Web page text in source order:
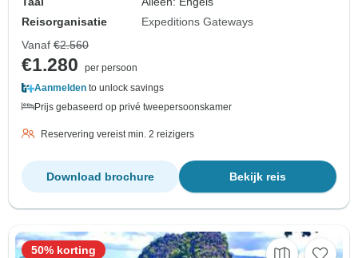
Reisorganisatie
Expeditions Gateways
Vanaf €2.560
€1.280
per persoon
Aanmelden to unlock savings
Prijs gebaseerd op privé tweepersoonskamer
Reservering vereist min. 2 reizigers
Bekijk reis
Download brochure
50% korting